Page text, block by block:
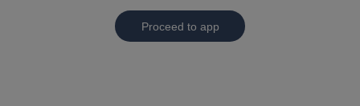
Proceed to app